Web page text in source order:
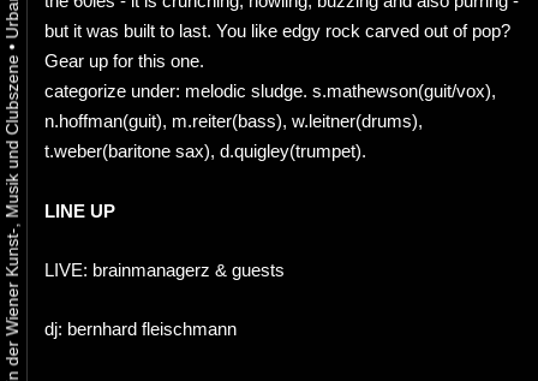
•
but it was built to last. You like edgy rock carved out of pop?
Gear up for this one.
categorize under: melodic sludge. s.mathewson(guit/vox),
n.hoffman(guit), m.reiter(bass), w.leitner(drums),
t.weber(baritone sax), d.quigley(trumpet).
LINE UP
LIVE: brainmanagerz & guests
dj: bernhard fleischmann